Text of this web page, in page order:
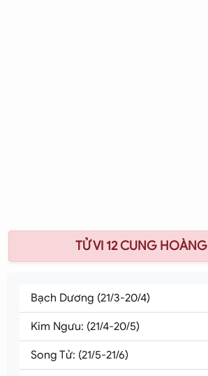
TỬ VI 12 CUNG
Bạch Dương (21/3-20/4)
Kim Ngưu: (21/4-20/5)
Song Tử: (21/5-21/6)